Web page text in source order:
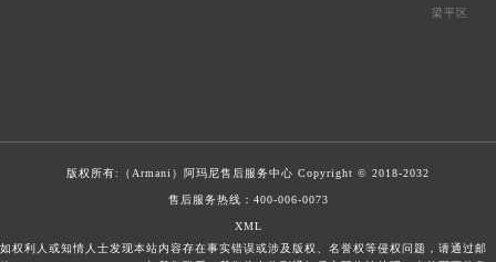
梁平区
版权所有:（Armani） 阿玛尼售后服务中心 Copyright © 2018-2032
售后服务热线： 400-006-0073
XML
如权利人或知情人士发现本站内容存在事实错误或涉及版权、名誉权等侵权问题，请通过邮